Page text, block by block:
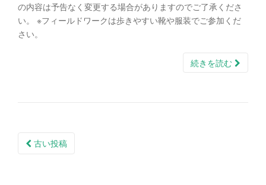
の内容は予告なく変更する場合がありますのでご了承くださ
い。 ※フィールドワークは歩きやすい靴や服装でご参加くだ
さい。
続きを読む
投 古い投稿